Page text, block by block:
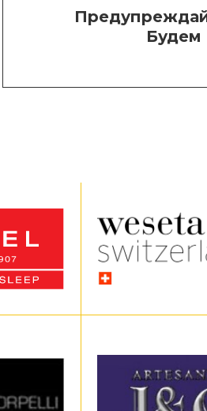
Будем